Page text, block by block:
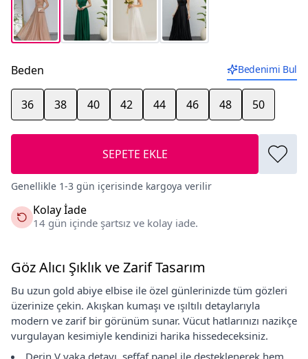
Beden Bedenimi Bul
36 38 40 42 44 46 48 50
SEPETE EKLE
Genellikle 1-3 gün içerisinde kargoya verilir
Kolay İade
14 gün içinde şartsız ve kolay iade.
Göz Alıcı Şıklık ve Zarif Tasarım
Bu uzun gold abiye elbise ile özel günlerinizde tüm gözleri
üzerinize çekin. Akışkan kumaşı ve ışıltılı detaylarıyla
modern ve zarif bir görünüm sunar. Vücut hatlarınızı nazikçe
vurgulayan kesimiyle kendinizi harika hissedeceksiniz.
Derin V yaka detayı, şeffaf panel ile desteklenerek hem